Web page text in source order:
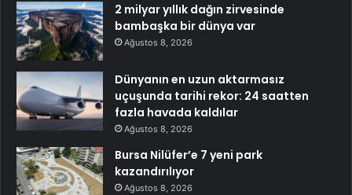
2 milyar yıllık dağın zirvesinde
bambaşka bir dünya var
Ağustos 8, 2026
Dünyanın en uzun aktarmasız
uçuşunda tarihi rekor: 24 saatten
fazla havada kaldılar
Ağustos 8, 2026
Bursa Nilüfer’e 7 yeni park
kazandırılıyor
Ağustos 8, 2026